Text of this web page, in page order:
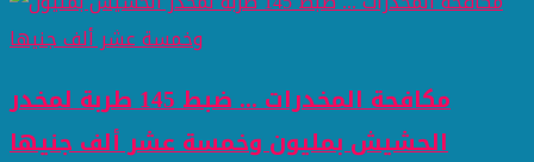
مكافحة المخدرات ... ضبط 145 طربة لمخدر
الحشيش بمليون وخمسة عشر ألف جنيها